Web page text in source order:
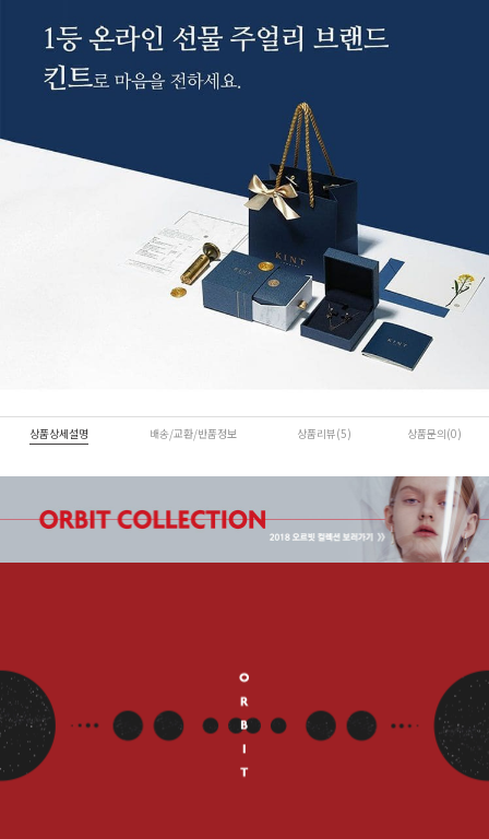
상품상세설명 배송/교환/반품정보 상품리뷰(5) 상품문의(0)